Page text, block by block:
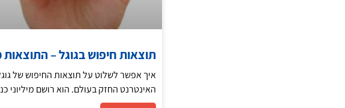
תוצאות חיפוש בגוגל –
איך אפשר לשלוט על תוצאות החיפוש של
האינטרנט החזק בעולם. הוא רושם מיליוני